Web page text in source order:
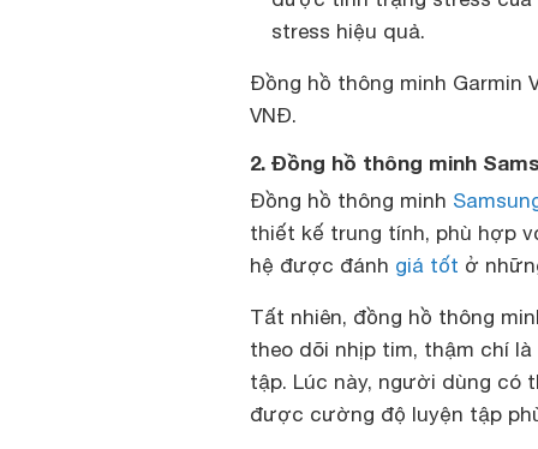
stress hiệu quả.
Đồng hồ thông minh Garmin
VNĐ.
2. Đồng hồ thông minh
Đồng hồ thông minh
thiết kế trung tính, phù hợp
hệ được đánh giá tốt ở
Tất nhiên, đồng hồ thông
theo dõi nhịp tim, thậm chí
tập. Lúc này, người dùng có
được cường độ luyện tập